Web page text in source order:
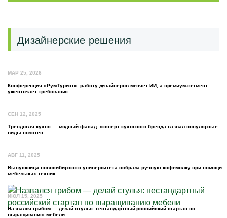
Дизайнерские решения
МАР 25, 2026
Конференция «РумТурист»: работу дизайнеров меняет ИИ, а премиум-сегмент
ужесточает требования
СЕН 12, 2025
Трендовая кухня — модный фасад: эксперт кухонного бренда назвал популярные
виды полотен
АВГ 11, 2025
Выпускница новосибирского университета собрала ручную кофемолку при помощи
мебельных техник
ИЮЛ 15, 2025
Назвался грибом — делай стулья: нестандартный российский стартап по
выращиванию мебели